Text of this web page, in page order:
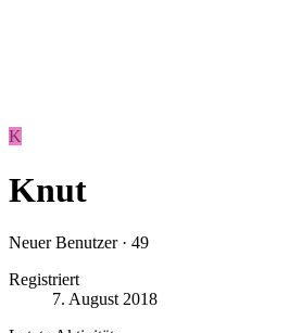
K
Knut
Neuer Benutzer · 49
Registriert
7. August 2018